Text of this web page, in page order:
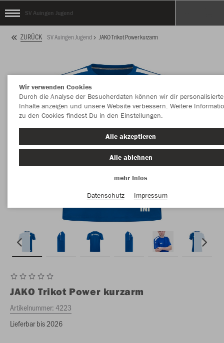
SV Auingen Jugend
ZURÜCK SV Auingen Jugend JAKO Trikot Power kurzarm
JAKO Trikot Power kurzarm
Artikelnummer:4223
Lieferbar bis 2026
Wir verwenden Cookies
Durch die Analyse der Besucherdaten können wir dir personalisierte
Inhalte anzeigen und unsere Website verbessern. Weitere
zu den Cookies findest Du in den Einstellungen.
Alle akzeptieren
Alle ablehnen
mehr Infos
Datenschutz
Impressum